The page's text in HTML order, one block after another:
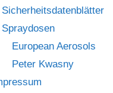
Sicherheitsdatenblätter
Spraydosen
European Aerosols
Peter Kwasny